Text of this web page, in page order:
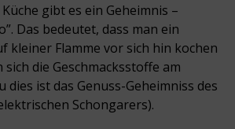
gibt es ein Geheimnis –
Das bedeutet, dass man ein
kleiner Flamme vor sich hin kochen
die Geschmacksstoffe am
dies ist das Genuss-Geheimniss des
Schongarers).